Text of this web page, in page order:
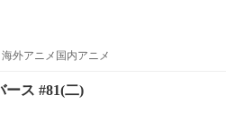
外アニメ国内アニメ
ース #81(二)